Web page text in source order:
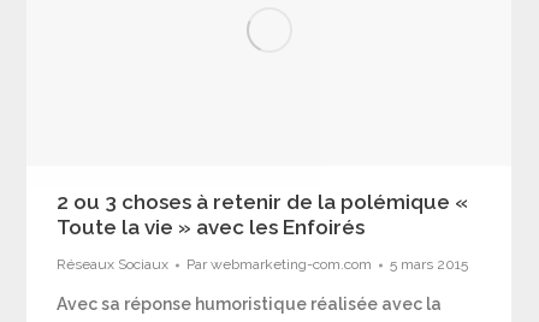
2 ou 3 choses à retenir de la polémique «
Toute la vie » avec les Enfoirés
Réseaux Sociaux Parwebmarketing-com.com 5 mars 2015
Avec sa réponse humoristique réalisée avec la